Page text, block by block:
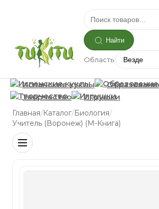
Найти
Область:
Испанские куклы
Творчество
Игрушки
Главная/Каталог/Биология/
Учитель (Воронеж) (М-Книга)